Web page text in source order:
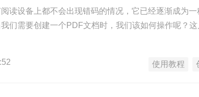
读设备上都不会出现错码的情况，它已经逐渐成为
们需要创建一个PDF文档时，我们该如何操作呢？
使用教程